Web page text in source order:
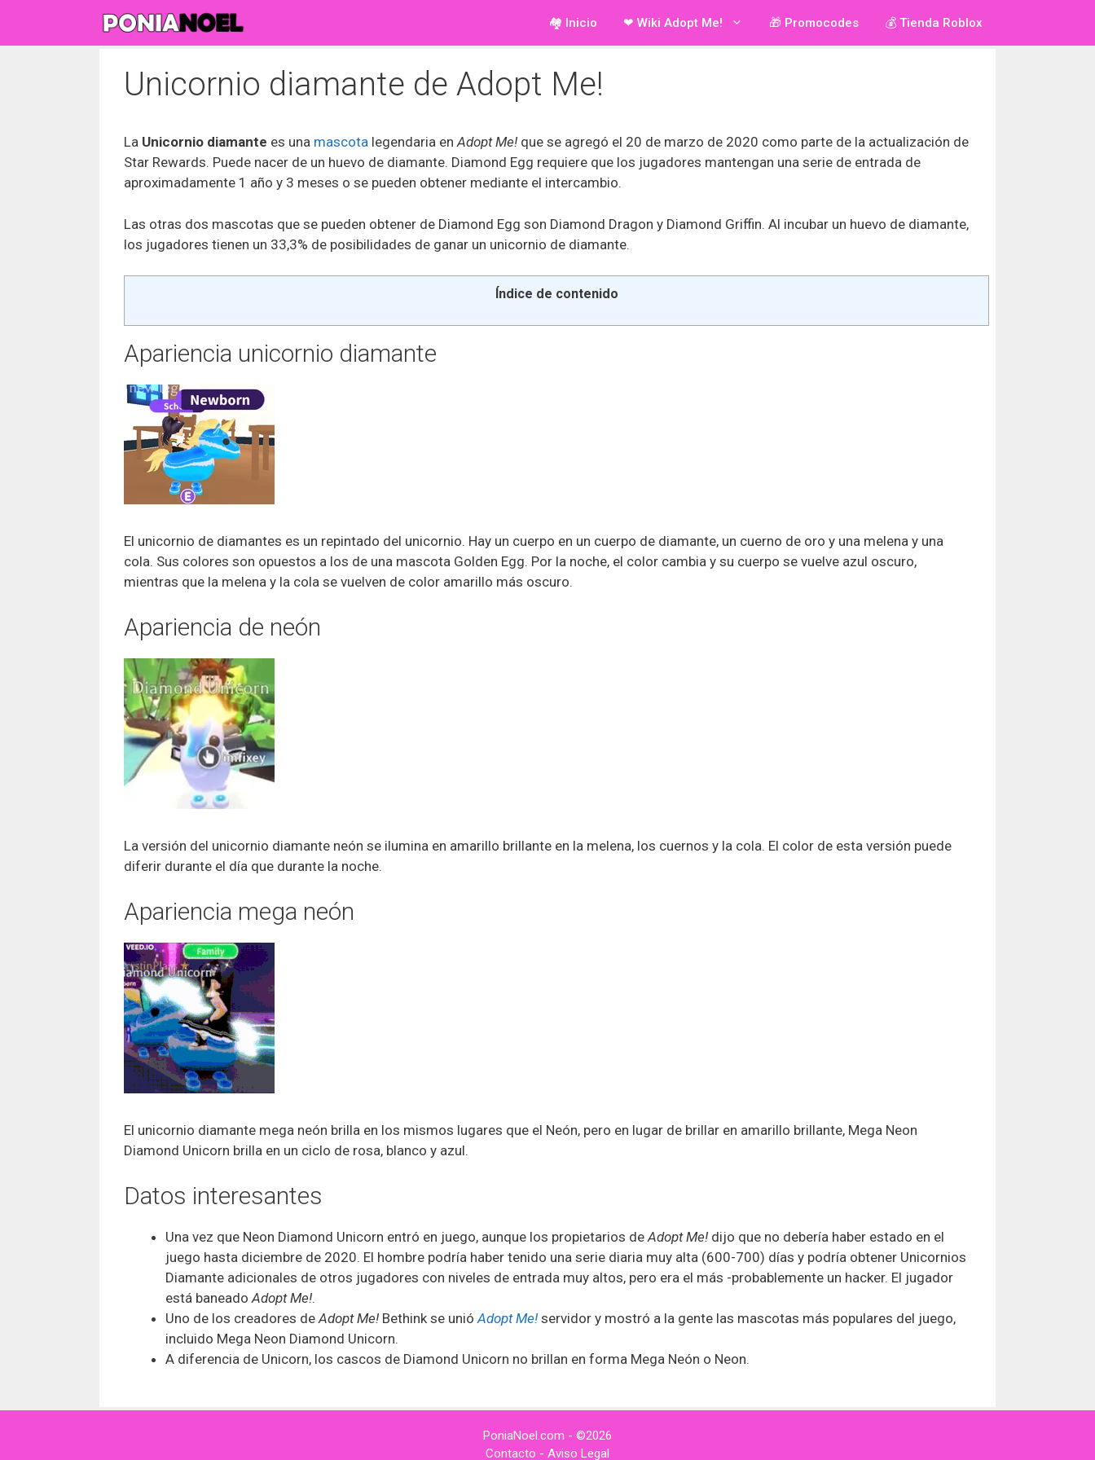
contenido
🏘 Inicio ❤ Wiki Adopt Me! 🎁 Promocodes 💰 Tienda Roblox
Unicornio diamante de Adopt Me!
La Unicornio diamante es una mascota legendaria enAdopt Me! que se agregó el 20 de marzo de 2020 como parte de la actualización de
Star Rewards. Puede nacer de un huevo de diamante. Diamond Egg requiere que los jugadores mantengan una serie de entrada de
aproximadamente 1 año y 3 meses o se pueden obtener mediante el intercambio.
Las otras dos mascotas que se pueden obtener de Diamond Egg son Diamond Dragon y Diamond Griffin. Al incubar un huevo de diamante,
los jugadores tienen un 33,3% de posibilidades de ganar un unicornio de diamante.
Índice de contenido
Apariencia unicornio diamante
El unicornio de diamantes es un repintado del unicornio. Hay un cuerpo en un cuerpo de diamante, un cuerno de oro y una melena y una
cola. Sus colores son opuestos a los de una mascota Golden Egg. Por la noche, el color cambia y su cuerpo se vuelve azul oscuro,
mientras que la melena y la cola se vuelven de color amarillo más oscuro.
Apariencia de neón
La versión del unicornio diamante neón se ilumina en amarillo brillante en la melena, los cuernos y la cola. El color de esta versión puede
diferir durante el día que durante la noche.
Apariencia mega neón
El unicornio diamante mega neón brilla en los mismos lugares que el Neón, pero en lugar de brillar en amarillo brillante, Mega Neon
Diamond Unicorn brilla en un ciclo de rosa, blanco y azul.
Datos interesantes
Una vez que Neon Diamond Unicorn entró en juego, aunque los propietarios deAdopt Me! dijo que no debería haber estado en el
juego hasta diciembre de 2020. El hombre podría haber tenido una serie diaria muy alta (600-700) días y podría obtener Unicornios
Diamante adicionales de otros jugadores con niveles de entrada muy altos, pero era el más -probablemente un hacker. El jugador
está baneadoAdopt Me!.
Uno de los creadores deAdopt Me! Bethink se unióAdopt Me! servidor y mostró a la gente las mascotas más populares del juego,
incluido Mega Neon Diamond Unicorn.
A diferencia de Unicorn, los cascos de Diamond Unicorn no brillan en forma Mega Neón o Neon.
PoniaNoel.com - ©2026
Contacto - Aviso Legal